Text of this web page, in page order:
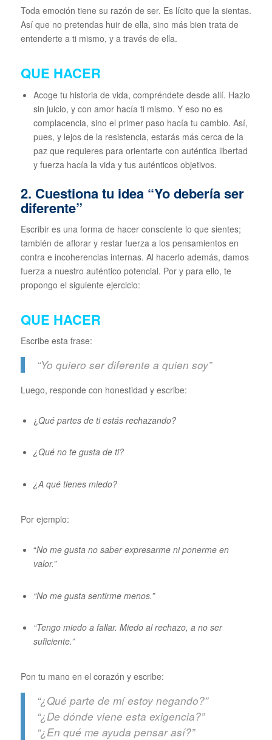
Toda emoción tiene su razón de ser. Es lícito que la sientas.
Así que no pretendas huir de ella, sino más bien trata de
entenderte a ti mismo, y a través de ella.
QUE HACER
Acoge tu historia de vida, compréndete desde allí. Hazlo
sin juicio, y con amor hacía ti mismo. Y eso no es
complacencia, sino el primer paso hacía tu cambio. Así,
pues, y lejos de la resistencia, estarás más cerca de la
paz que requieres para orientarte con auténtica libertad
y fuerza hacía la vida y tus auténticos objetivos.
2. Cuestiona tu idea “Yo debería ser
diferente”
Escribir es una forma de hacer consciente lo que sientes;
también de aflorar y restar fuerza a los pensamientos en
contra e incoherencias internas. Al hacerlo además, damos
fuerza a nuestro auténtico potencial. Por y para ello, te
propongo el siguiente ejercicio:
QUE HACER
Escribe esta frase:
“Yo quiero ser diferente a quien soy”
Luego, responde con honestidad y escribe:
¿Qué partes de ti estás rechazando?
¿Qué no te gusta de ti?
¿A qué tienes miedo?
Por ejemplo:
“No me gusta no saber expresarme ni ponerme en
valor.”
“No me gusta sentirme menos.”
“Tengo miedo a fallar. Miedo al rechazo, a no ser
suficiente.”
Pon tu mano en el corazón y escribe:
“¿Qué parte de mí estoy negando?”
“¿De dónde viene esta exigencia?”
“¿En qué me ayuda pensar así?”